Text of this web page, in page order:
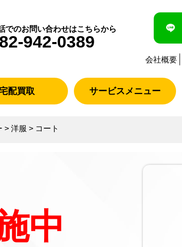
でのお問い合わせはこちらから
942-0389
会社概要
配買取 サービスメニュー
> 洋服 > コート
中